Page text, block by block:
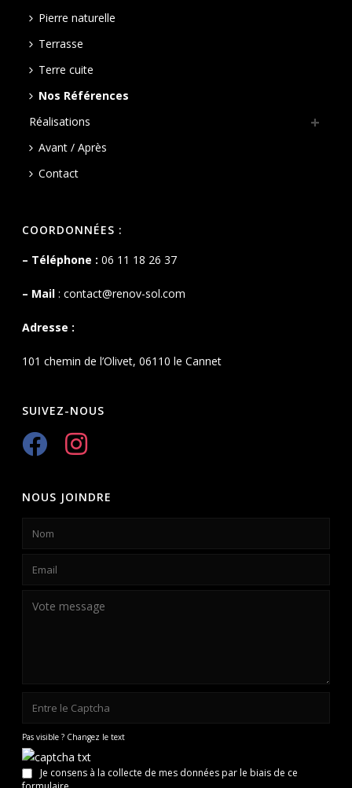
Pierre naturelle
Terrasse
Terre cuite
Nos Références
Réalisations
Avant / Après
Contact
COORDONNÉES :
– Téléphone : 06 11 18 26 37
– Mail :contact@renov-sol.com
Adresse :
101 chemin de l’Olivet, 06110 le Cannet
SUIVEZ-NOUS
NOUS JOINDRE
Pas visible ? Changez le text
Je consens à la collecte de mes données par le biais de ce